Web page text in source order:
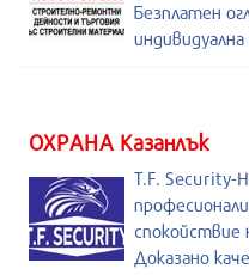
Безплатен
ОХРАНА Казанлък
T.F.
спокойствие
Доказано